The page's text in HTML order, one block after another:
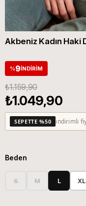
Akbeniz Kadın Haki
%9İNDIRIM
₺1.159,90
₺1.049,90
SEPETTE %50 indirimli
Beden
S M L XL